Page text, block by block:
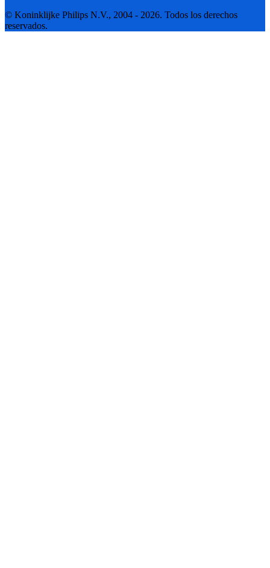
© Koninklijke Philips N.V., 2004 - 2026. Todos los derechos
reservados.